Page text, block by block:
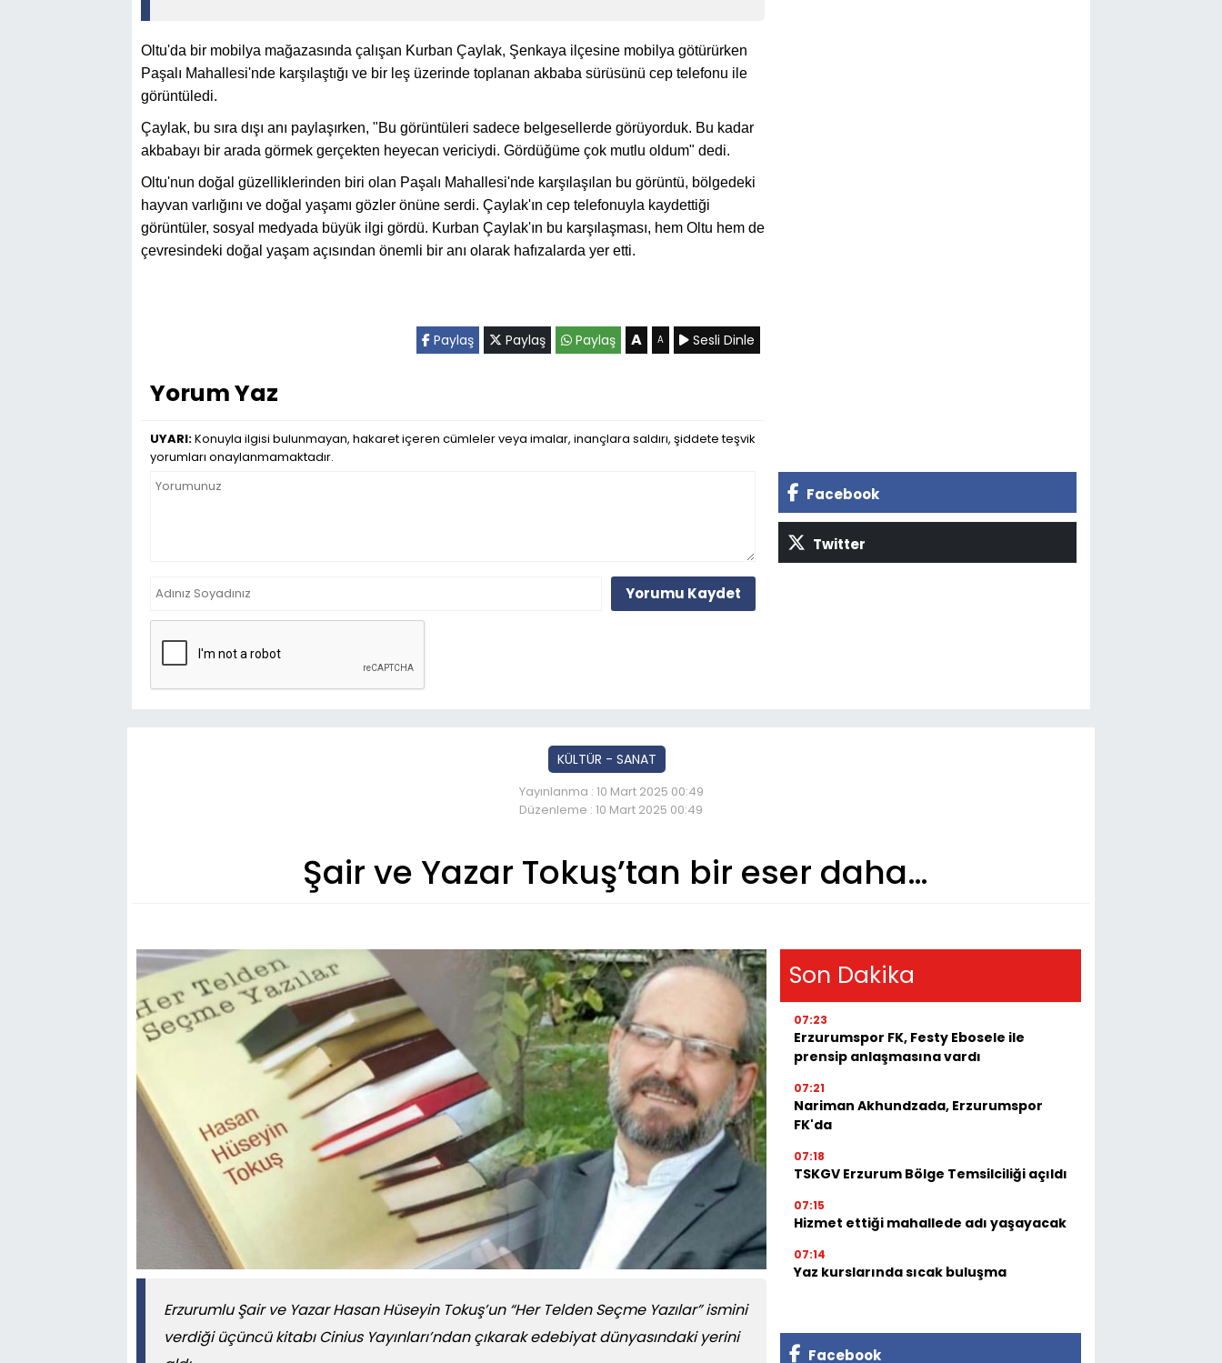
Oltu'da bir mobilya mağazasında çalışan Kurban Çaylak, Şenkaya ilçesine mobilya götürürken
Paşalı Mahallesi'nde karşılaştığı ve bir leş üzerinde toplanan akbaba sürüsünü cep telefonu ile
görüntüledi.
Çaylak, bu sıra dışı anı paylaşırken, "Bu görüntüleri sadece belgesellerde görüyorduk. Bu kadar
akbabayı bir arada görmek gerçekten heyecan vericiydi. Gördüğüme çok mutlu oldum" dedi.
Oltu'nun doğal güzelliklerinden biri olan Paşalı Mahallesi'nde karşılaşılan bu görüntü, bölgedeki
hayvan varlığını ve doğal yaşamı gözler önüne serdi. Çaylak'ın cep telefonuyla kaydettiği
görüntüler, sosyal medyada büyük ilgi gördü. Kurban Çaylak'ın bu karşılaşması, hem Oltu hem de
çevresindeki doğal yaşam açısından önemli bir anı olarak hafızalarda yer etti.
Paylaş Paylaş Paylaş A A Sesli Dinle
Yorum Yaz
UYARI:Konuyla ilgisi bulunmayan, hakaret içeren cümleler veya imalar, inançlara saldırı, şiddete teşvik
yorumları onaylanmamaktadır.
Yorumu Kaydet
Facebook
Twitter
KÜLTÜR - SANAT
Yayınlanma : 10 Mart 2025 00:49
Düzenleme : 10 Mart 2025 00:49
Şair ve Yazar Tokuş’tan bir eser daha…
Erzurumlu Şair ve Yazar Hasan Hüseyin Tokuş’un “Her Telden Seçme Yazılar” ismini
verdiği üçüncü kitabı Cinius Yayınları’ndan çıkarak edebiyat dünyasındaki yerini
Son Dakika
07:23
Erzurumspor FK, Festy Ebosele ile
prensip anlaşmasına vardı
07:21
Nariman Akhundzada, Erzurumspor
FK'da
07:18
TSKGV Erzurum Bölge Temsilciliği açıldı
07:15
Hizmet ettiği mahallede adı yaşayacak
07:14
Yaz kurslarında sıcak buluşma
Facebook